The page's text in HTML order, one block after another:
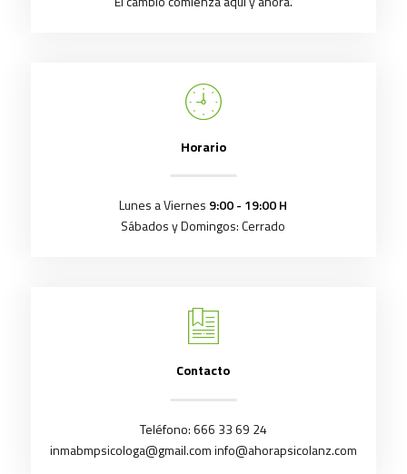
Horario
Lunes a Viernes 9:00 - 19:00 H
Sábados y Domingos: Cerrado
Contacto
Teléfono:666 33 69 24
inmabmpsicologa@gmail.cominfo@ahorapsicolanz.com